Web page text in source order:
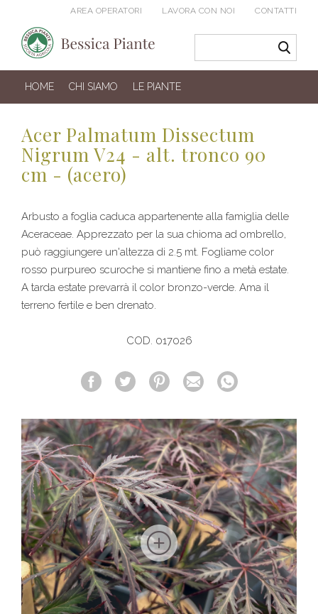
AREA OPERATORI LAVORA CON NOI CONTATTI
HOME CHI SIAMO LE PIANTE
Acer Palmatum Dissectum
Nigrum V24 - alt. tronco 90
cm - (acero)
Arbusto a foglia caduca appartenente alla famiglia delle
Aceraceae. Apprezzato per la sua chioma ad ombrello,
può raggiungere un'altezza di 2.5 mt. Fogliame color
rosso purpureo scuroche si mantiene fino a metà estate.
A tarda estate prevarrà il color bronzo-verde. Ama il
terreno fertile e ben drenato.
COD. 017026